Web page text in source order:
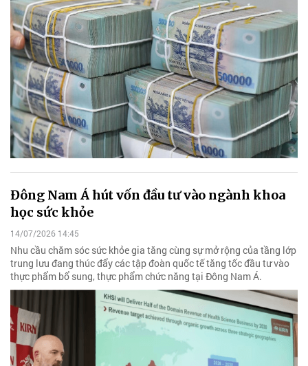
Đông Nam Á hút vốn đầu tư vào ngành khoa
học sức khỏe
14/07/2026 14:45
Nhu cầu chăm sóc sức khỏe gia tăng cùng sự mở rộng của tầng lớp
trung lưu đang thúc đẩy các tập đoàn quốc tế tăng tốc đầu tư vào
thực phẩm bổ sung, thực phẩm chức năng tại Đông Nam Á.